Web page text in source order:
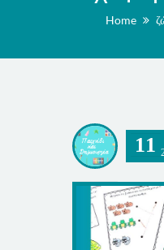
Home
11